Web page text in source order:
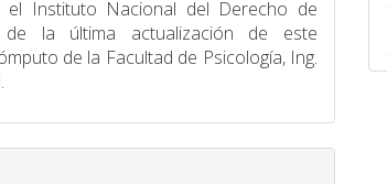
Instituto Nacional del Derecho de
de la última actualización de este
de la Facultad de Psicologí­a, Ing.